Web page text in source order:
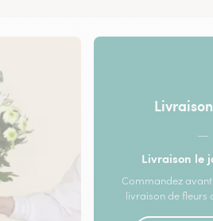
—
Livraison le
Commandez avant
livraison de fleurs